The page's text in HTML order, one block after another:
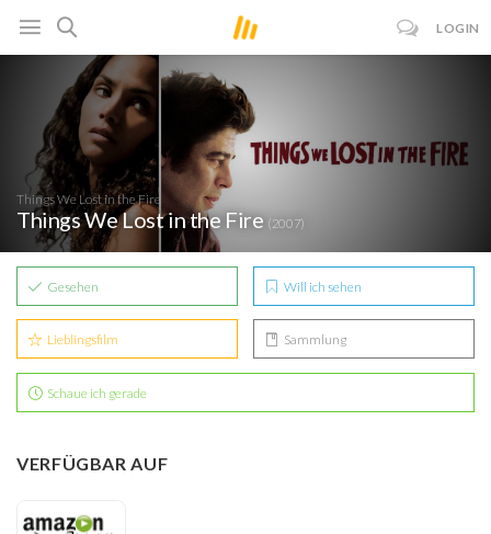
LOGIN
Things We Lost in the Fire
Things We Lost in the Fire(2007)
Gesehen Will ich sehen
Lieblingsfilm Sammlung
Schaue ich gerade
VERFÜGBAR AUF